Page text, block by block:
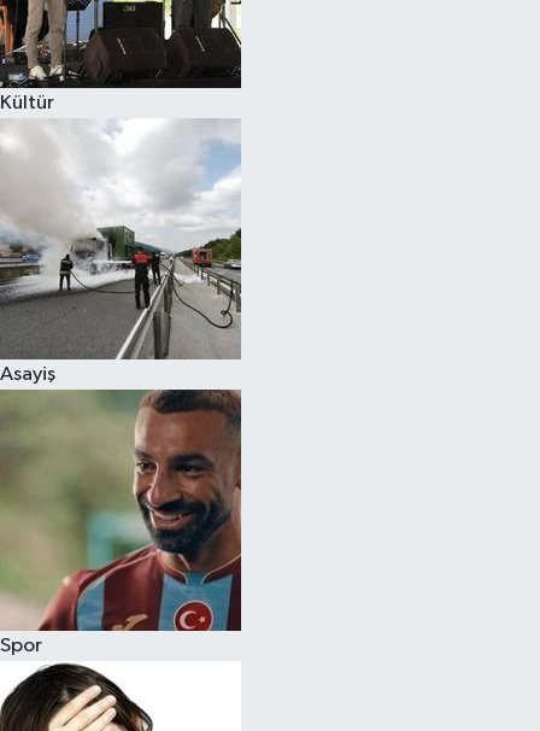
Kültür
Asayiş
Spor
Spor
Eğitim
Hava Durumu
Kadın
Kim kimdir?
Kültür Sanat
Sağlık
Siyaset
Teknoloji
Televizyon